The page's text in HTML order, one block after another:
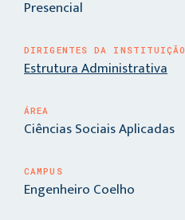
Presencial
DIRIGENTES DA INSTITUIÇÃO
Estrutura Administrativa
ÁREA
Ciências Sociais Aplicadas
CAMPUS
Engenheiro Coelho